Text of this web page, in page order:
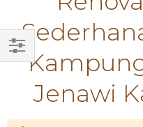
Jenawi
Filtrer